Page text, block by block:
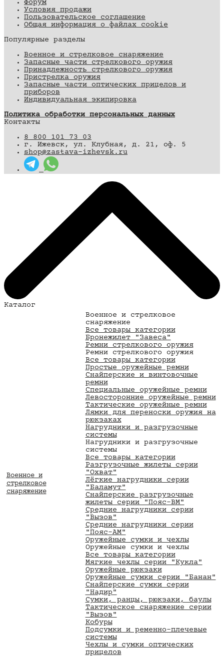
Форум
Условия продажи
Пользовательское соглашение
Общая информация о файлах cookie
Популярные разделы
Военное и стрелковое снаряжение
Запасные части стрелкового оружия
Принадлежность стрелкового оружия
Пристрелка оружия
Запасные части оптических прицелов и
приборов
Индивидуальная экипировка
Политика обработки персональных данных
Контакты
8 800 101 73 03
г. Ижевск, ул. Клубная, д. 21, оф. 5
shop@zastava-izhevsk.ru
Каталог
Военное и
стрелковое
снаряжение
Военное и стрелковое
снаряжение
Все товары категории
Бронежилет "Завеса"
Ремни стрелкового оружия
Ремни стрелкового оружия
Все товары категории
Простые оружейные ремни
Снайперские и винтовочные
ремни
Специальные оружейные ремни
Левосторонние оружейные ремни
Тактические оружейные ремни
Лямки для переноски оружия на
рюкзаках
Нагрудники и разгрузочные
системы
Нагрудники и разгрузочные
системы
Все товары категории
Разгрузочные жилеты серии
"Охват"
Лёгкие нагрудники серии
"Баламут"
Снайперские разгрузочные
жилеты серии "Пояс-ВМ"
Средние нагрудники серии
"Вызов"
Средние нагрудники серии
"Пояс-АМ"
Оружейные сумки и чехлы
Оружейные сумки и чехлы
Все товары категории
Мягкие чехлы серии "Кукла"
Оружейные рюкзаки
Оружейные сумки серии "Банан"
Снайперские сумки серии
"Надир"
Сумки, ранцы, рюкзаки, баулы
Тактическое снаряжение серии
"Вызов"
Кобуры
Подсумки и ременно-плечевые
системы
Чехлы и сумки оптических
прицелов